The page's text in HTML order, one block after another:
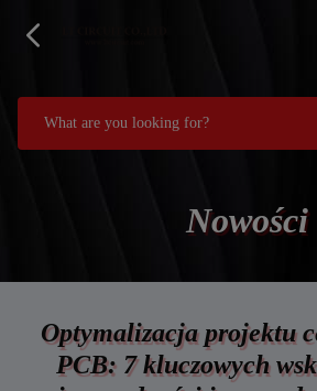
Nowości
Optymalizacja projektu
PCB: 7 kluczowych